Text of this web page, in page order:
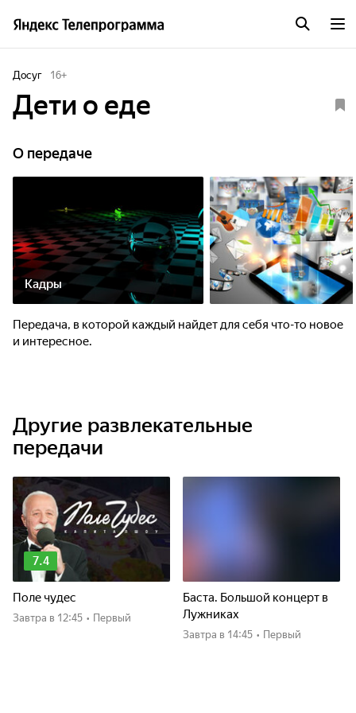
Досуг 16+
Дети о еде
О передаче
Кадры
Передача, в которой каждый найдет для себя что-то новое
и интересное.
Другие развлекательные
передачи
7.4
Поле чудес
Завтра в 12:45 • Первый
Баста. Большой концерт в
Лужниках
Завтра в 14:45 • Первый